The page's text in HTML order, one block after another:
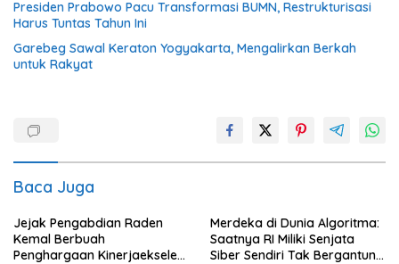
Presiden Prabowo Pacu Transformasi BUMN, Restrukturisasi
Harus Tuntas Tahun Ini
Garebeg Sawal Keraton Yogyakarta, Mengalirkan Berkah
untuk Rakyat
Baca Juga
Jejak Pengabdian Raden
Kemal Berbuah
Penghargaan Kinerjaekselen
Merdeka di Dunia Algoritma:
Saatnya RI Miliki Senjata
Siber Sendiri Tak Bergantung